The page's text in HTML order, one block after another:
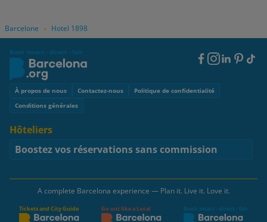
Barcelone » Hotel 1898
Book smart - direct - fair
Footer
Social
Footer
À propos de nous Contactez-nous
Politique de confidentialité
Conditions générales
Hôteliers
Boostez vos réservations sans commission
A complete Barcelona experience — Plan it. Live it. Love it.
Tickets and City Guide Go out like a Local Book smart - direct - fair